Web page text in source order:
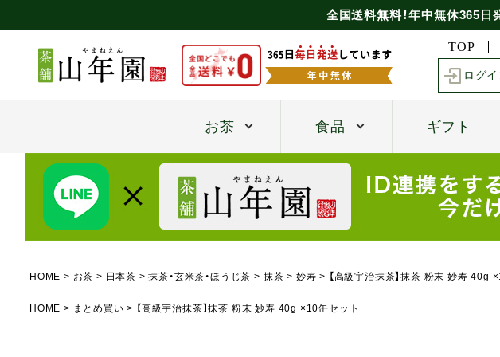
全国送料無料！年中無休365日
TOP
ログイ
お茶 食品 ギフト
HOME お茶 日本茶 抹茶・玄米茶・ほうじ茶 抹茶 妙寿 【高級宇治抹茶】抹茶 粉末 妙寿 40g
HOME まとめ買い 【高級宇治抹茶】抹茶 粉末 妙寿 40g ×10缶セット